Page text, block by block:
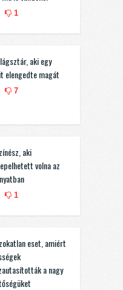
1
aki egy
elengedte magát
7
aki
volna az
1
eset, amiért
a nagy